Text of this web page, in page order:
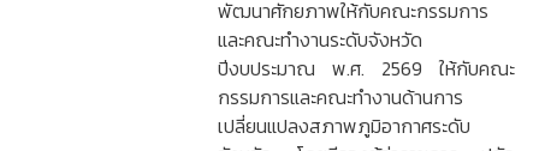
พัฒนาศักยภาพให้กับคณะกรรมการ
และคณะทำงานระดับจังหวัด
ปีงบประมาณ พ.ศ. 2569 ให้กับคณะ
กรรมการและคณะทำงานด้านการ
เปลี่ยนแปลงสภาพภูมิอากาศระดับ